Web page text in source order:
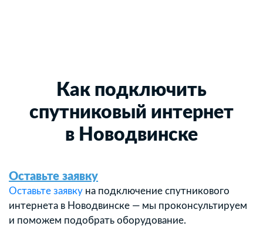
Как подключить
спутниковый интернет
в Новодвинске
Оставьте заявку
Оставьте заявку на подключение спутникового
интернета в Новодвинске — мы проконсультируем
и поможем подобрать оборудование.